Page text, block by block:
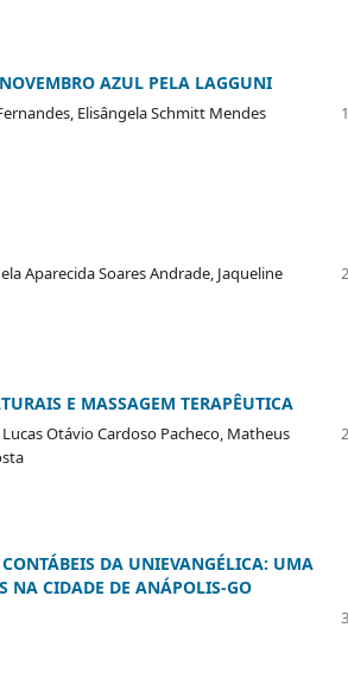
AZUL PELA LAGGUNI
Elisângela Schmitt Mendes
Aparecida Soares Andrade, Jaqueline
E MASSAGEM TERAPÊUTICA
Otávio Cardoso Pacheco, Matheus
DA UNIEVANGÉLICA: UMA
NA CIDADE DE ANÁPOLIS-GO